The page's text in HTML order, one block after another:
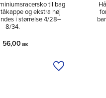
til bag
og ekstra høj
i størrelse 4/28–
8/34.
56,00 SEK
Tilføj til